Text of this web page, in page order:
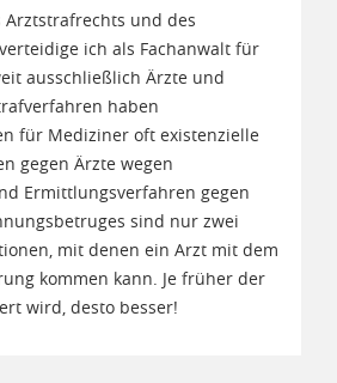
Arztstrafrechts und des
ich als Fachanwalt für
ausschließlich Ärzte und
haben
für Mediziner oft existenzielle
gegen Ärzte wegen
Ermittlungsverfahren gegen
sind nur zwei
mit denen ein Arzt mit dem
kommen kann. Je früher der
wird, desto besser!